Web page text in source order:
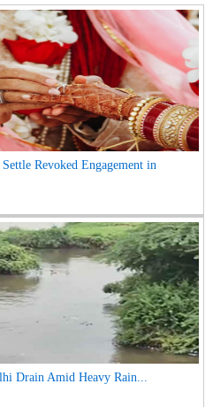
Revoked Engagement in
Drain Amid Heavy Rain...